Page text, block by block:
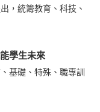
，統籌教育、科技、
學生未來
基礎、特殊、職專訓